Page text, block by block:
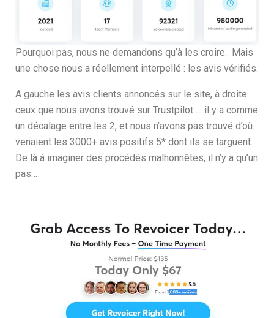
Pourquoi pas, nous ne demandons qu’à les croire. Mais
une chose nous a réellement interpellé : les avis vérifiés.
A gauche les avis clients annoncés sur le site, à droite
ceux que nous avons trouvé sur Trustpilot… il y a comme
un décalage entre les 2, et nous n’avons pas trouvé d’où
venaient les 3000+ avis positifs 5* dont ils se targuent.
De là à imaginer des procédés malhonnêtes, il n’y a qu’un
pas…